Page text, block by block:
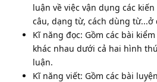
luận về việc vận dụng các
câu, dạng từ, cách dùng từ...ở
Kĩ năng đọc: Gồm các bài
khác nhau dưới cả hai hình
luận.
Kĩ năng viết: Gồm các bài